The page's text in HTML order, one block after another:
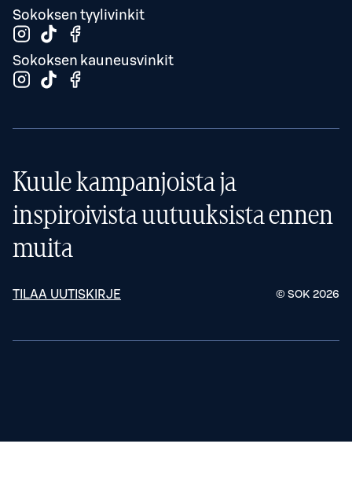
Sokoksen tyylivinkit
Sokoksen kauneusvinkit
Kuule kampanjoista ja
inspiroivista uutuuksista ennen
muita
TILAA UUTISKIRJE © SOK 2026